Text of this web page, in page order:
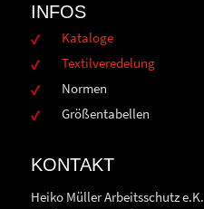
INFOS
Kataloge
Textilveredelung
Normen
Größentabellen
KONTAKT
Heiko Müller Arbeitsschutz e.K.